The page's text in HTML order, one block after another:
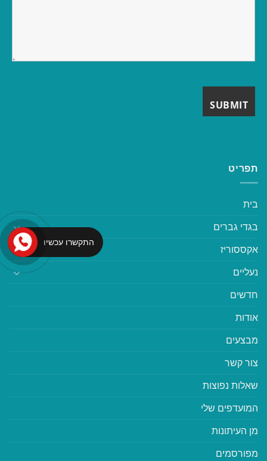
תפריט
בית
בגדי גברים
אקססוריז
נעליים
חדשים
אודות
מבצעים
צור קשר
שאלות נפוצות
המועדפים שלי
מן העיתונות
מפורסמים
התקשרו עכשיו